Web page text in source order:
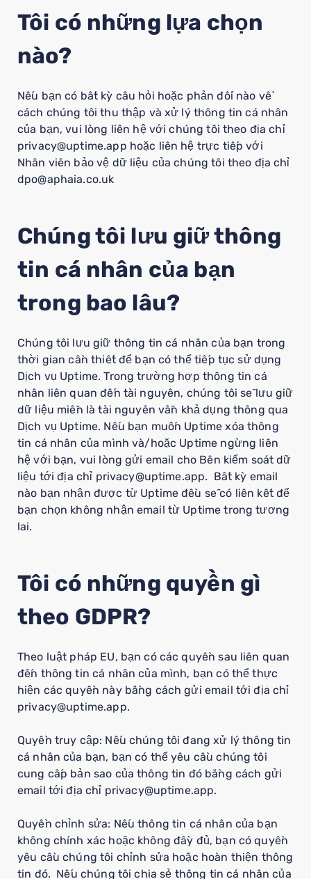
Tôi có những lựa chọn
nào?
Nếu bạn có bất kỳ câu hỏi hoặc phản đối nào về
cách chúng tôi thu thập và xử lý thông tin cá nhân
của bạn, vui lòng liên hệ với chúng tôi theo địa chỉ
privacy@uptime.app hoặc liên hệ trực tiếp với
Nhân viên bảo vệ dữ liệu của chúng tôi theo địa chỉ
dpo@aphaia.co.uk
Chúng tôi lưu giữ thông
tin cá nhân của bạn
trong bao lâu?
Chúng tôi lưu giữ thông tin cá nhân của bạn trong
thời gian cần thiết để bạn có thể tiếp tục sử dụng
Dịch vụ Uptime. Trong trường hợp thông tin cá
nhân liên quan đến tài nguyên, chúng tôi sẽ lưu giữ
dữ liệu miễn là tài nguyên vẫn khả dụng thông qua
Dịch vụ Uptime. Nếu bạn muốn Uptime xóa thông
tin cá nhân của mình và/hoặc Uptime ngừng liên
hệ với bạn, vui lòng gửi email cho Bên kiểm soát dữ
liệu tới địa chỉ privacy@uptime.app. Bất kỳ email
nào bạn nhận được từ Uptime đều sẽ có liên kết để
bạn chọn không nhận email từ Uptime trong tương
lai.
Tôi có những quyền gì
theo GDPR?
Theo luật pháp EU, bạn có các quyền sau liên quan
đến thông tin cá nhân của mình, bạn có thể thực
hiện các quyền này bằng cách gửi email tới địa chỉ
privacy@uptime.app.
Quyền truy cập: Nếu chúng tôi đang xử lý thông tin
cá nhân của bạn, bạn có thể yêu cầu chúng tôi
cung cấp bản sao của thông tin đó bằng cách gửi
email tới địa chỉ privacy@uptime.app.
Quyền chỉnh sửa: Nếu thông tin cá nhân của bạn
không chính xác hoặc không đầy đủ, bạn có quyền
yêu cầu chúng tôi chỉnh sửa hoặc hoàn thiện thông
tin đó. Nếu chúng tôi chia sẻ thông tin cá nhân của